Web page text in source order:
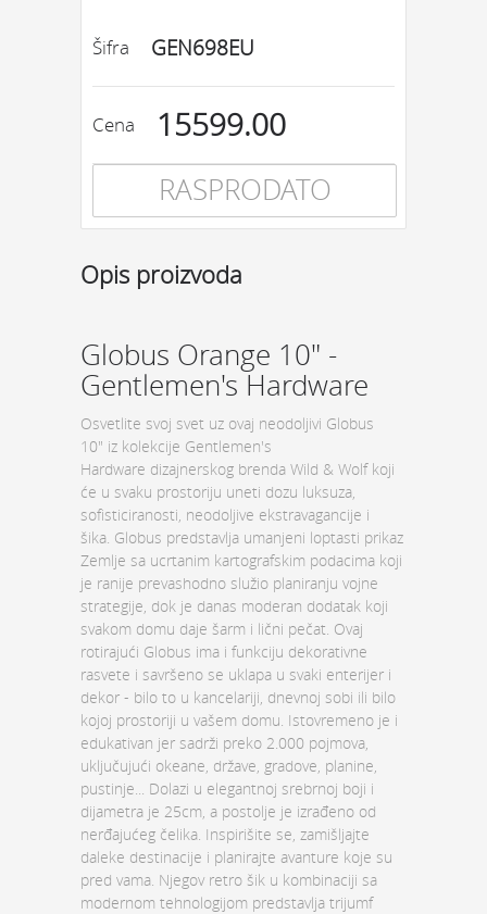
Šifra GEN698EU
Cena 15599.00
RASPRODATO
Opis proizvoda
Globus Orange 10" -
Gentlemen's Hardware
Osvetlite svoj svet uz ovaj neodoljivi Globus
10" iz kolekcije Gentlemen's
Hardware dizajnerskog brenda Wild & Wolf koji
će u svaku prostoriju uneti dozu luksuza,
sofisticiranosti, neodoljive ekstravagancije i
šika. Globus predstavlja umanjeni loptasti prikaz
Zemlje sa ucrtanim kartografskim podacima koji
je ranije prevashodno služio planiranju vojne
strategije, dok je danas moderan dodatak koji
svakom domu daje šarm i lični pečat. Ovaj
rotirajući Globus ima i funkciju dekorativne
rasvete i savršeno se uklapa u svaki enterijer i
dekor - bilo to u kancelariji, dnevnoj sobi ili bilo
kojoj prostoriji u vašem domu. Istovremeno je i
edukativan jer sadrži preko 2.000 pojmova,
uključujući okeane, države, gradove, planine,
pustinje... Dolazi u elegantnoj srebrnoj boji i
dijametra je 25cm, a postolje je izrađeno od
nerđajućeg čelika. Inspirišite se, zamišljajte
daleke destinacije i planirajte avanture koje su
pred vama. Njegov retro šik u kombinaciji sa
modernom tehnologijom predstavlja trijumf